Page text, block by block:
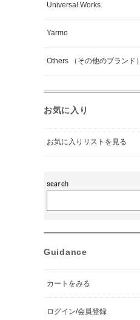
Universal Works.
Yarmo
Others （その他のブランド）
お気に入り
お気に入りリストを見る
Guidance
カートをみる
ログイン/会員登録